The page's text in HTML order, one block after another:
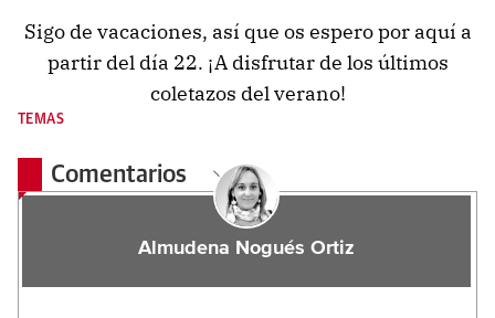
Sigo de vacaciones, así que os espero por aquí a
partir del día 22. ¡A disfrutar de los últimos
coletazos del verano!
TEMAS
Comentarios
Almudena Nogués Ortiz